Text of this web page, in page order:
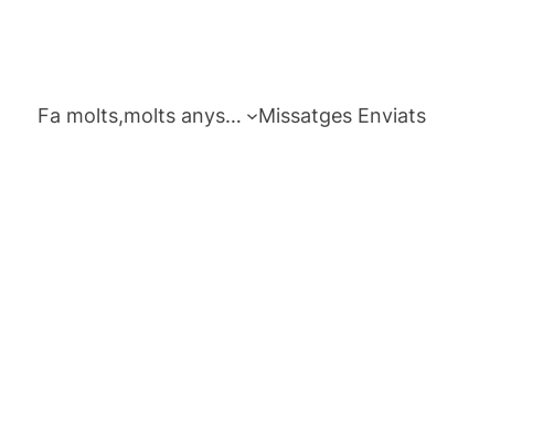
Fa molts,molts anys… Missatges Enviats